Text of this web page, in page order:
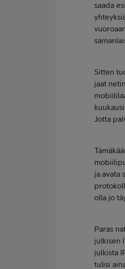
saada
Sitten
jaat
Jotta
ja avata
olla jo
Paras
julkisen
julkista
tulisi